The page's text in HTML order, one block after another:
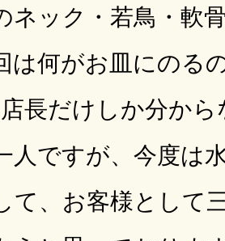
ネック・若鳥・軟
は何がお皿にのる
長だけしか分か
人ですが、今度は
て、お客様として